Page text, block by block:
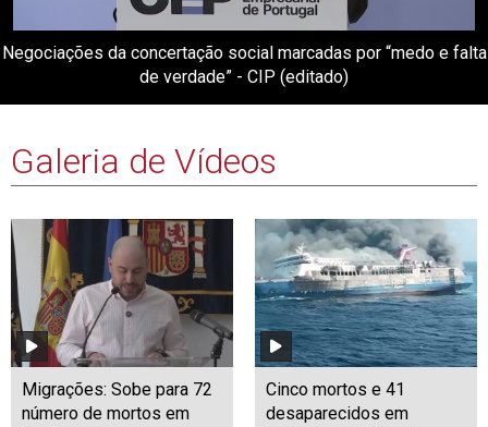
Negociações da concertação social marcadas por “medo e falta
de verdade” - CIP (editado)
Galeria de Vídeos
Migrações: Sobe para 72
número de mortos em
Cinco mortos e 41
desaparecidos em